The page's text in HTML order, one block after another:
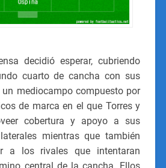
decidió esperar, cubriendo
cuarto de cancha con sus
mediocampo compuesto por
de marca en el que Torres y
cobertura y apoyo a sus
mientras que también
a los rivales que intentaran
central de la cancha. Ellos